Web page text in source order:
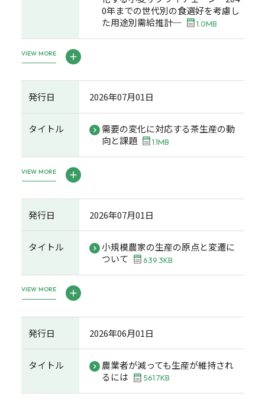
0年までの世代別の食選好を考慮し
た用途別需給推計─
1.0MB
VIEW MORE
発行日 2026年07月01日
タイトル
需要の変化に対応する茶生産の動
向と課題
1.1MB
VIEW MORE
発行日 2026年07月01日
タイトル
小規模農家の生産の原点と変遷に
ついて
639.3KB
VIEW MORE
発行日 2026年06月01日
タイトル
農業者が減っても生産が維持され
るには
561.7KB